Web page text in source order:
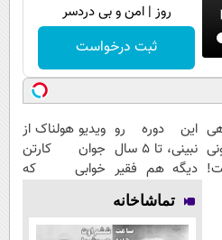
روز | امن و بی دردسر
ثبت درخواست
این دوره رو
نبینی، تا 5 سال
دیگه هم فقیر
می‌مونی! همین
الان ثبت نام
کن
ویدیو هولناک از
جوان کارتن
خوابی که
تماشاخانه